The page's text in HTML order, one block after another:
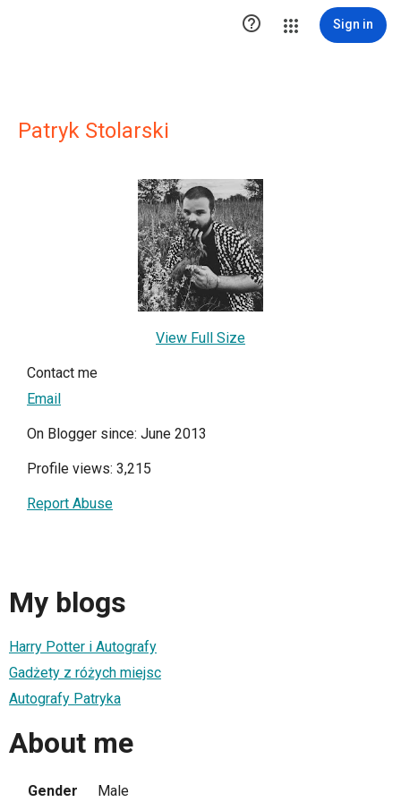
 Sign in
Patryk Stolarski
View Full Size
Contact me
Email
On Blogger since: June 2013
Profile views: 3,215
Report Abuse
My blogs
Harry Potter i Autografy
Gadżety z różych miejsc
Autografy Patryka
About me
Gender Male